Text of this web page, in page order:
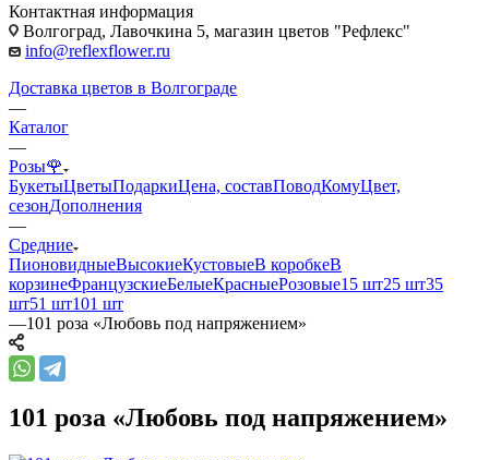
Контактная информация
Волгоград, Лавочкина 5, магазин цветов "Рефлекс"
info@reflexflower.ru
Доставка цветов в Волгограде
—
Каталог
—
Розы🌹
БукетыЦветыПодаркиЦена, составПоводКомуЦвет,
сезонДополнения
—
Средние
ПионовидныеВысокиеКустовыеВ коробкеВ
корзинеФранцузскиеБелыеКрасныеРозовые15 шт25 шт35
шт51 шт101 шт
—101 роза «Любовь под напряжением»
101 роза «Любовь под напряжением»